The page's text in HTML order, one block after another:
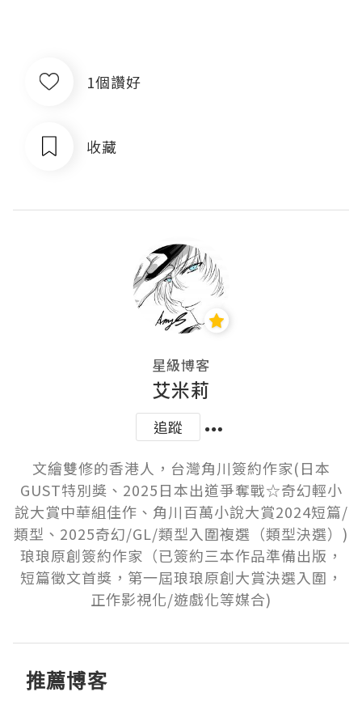
1個讚好
收藏
星級博客
艾米莉
追蹤
文繪雙修的香港人，台灣角川簽約作家(日本
GUST特別獎、2025日本出道爭奪戰☆奇幻輕小
說大賞中華組佳作、角川百萬小說大賞2024短篇/
類型、2025奇幻/GL/類型入圍複選（類型決選）)
琅琅原創簽約作家（已簽約三本作品準備出版，
短篇徵文首獎，第一屆琅琅原創大賞決選入圍，
正作影視化/遊戲化等媒合)
推薦博客